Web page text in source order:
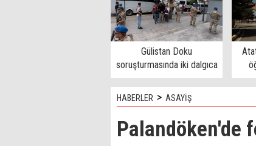
Gülistan Doku
soruşturmasında iki dalgıca
tutuklama
HABERLER > ASAYİŞ
Palandöken'de